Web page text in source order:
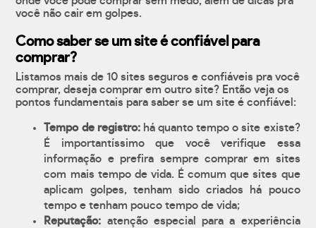
você não cair em golpes.
Como saber se um site é confiável para
comprar?
Listamos mais de 10 sites seguros e confiáveis pra você
comprar, deseja comprar em outro site? Então veja os
pontos fundamentais para saber se um site é confiável:
Tempo de registro:há quanto tempo o site existe?
É importantíssimo que você verifique essa
informação e prefira sempre comprar em sites
com mais tempo de vida. É comum que sites que
aplicam golpes, tenham sido criados há pouco
tempo e tenham pouco tempo de vida;
Reputação: atenção especial para a experiência